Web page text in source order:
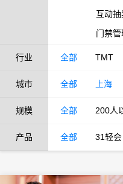
互动抽
门禁管
行业 全部 TMT
城市 全部 上海
规模 全部 200人
产品 全部 31轻会